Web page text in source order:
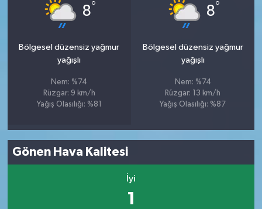
8°
Bölgesel düzensiz yağmur
yağışlı
Nem: %74
Rüzgar: 9 km/h
Yağış Olasılığı: %81
8°
Bölgesel düzensiz yağmur
yağışlı
Nem: %74
Rüzgar: 13 km/h
Yağış Olasılığı: %87
Gönen Hava Kalitesi
İyi
1